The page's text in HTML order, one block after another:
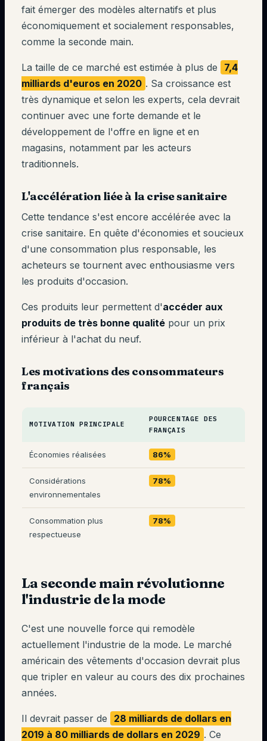
fait émerger des modèles alternatifs et plus
économiquement et socialement responsables,
comme la seconde main.
La taille de ce marché est estimée à plus de
7,4
milliards d'euros en 2020 . Sa croissance est
très dynamique et selon les experts, cela devrait
continuer avec une forte demande et le
développement de l'offre en ligne et en
magasins, notamment par les acteurs
traditionnels.
L'accélération liée à la crise sanitaire
Cette tendance s'est encore accélérée avec la
crise sanitaire. En quête d'économies et soucieux
d'une consommation plus responsable, les
acheteurs se tournent avec enthousiasme vers
les produits d'occasion.
Ces produits leur permettent d'accéder aux
produits de très bonne qualité pour un prix
inférieur à l'achat du neuf.
Les motivations des consommateurs
français
MOTIVATION PRINCIPALE
POURCENTAGE DES
FRANÇAIS
Économies réalisées 86%
Considérations
environnementales
78%
Consommation plus
respectueuse
78%
La seconde main révolutionne
l'industrie de la mode
C'est une nouvelle force qui remodèle
actuellement l'industrie de la mode. Le marché
américain des vêtements d'occasion devrait plus
que tripler en valeur au cours des dix prochaines
années.
Il devrait passer de
28 milliards de dollars en
2019 à 80 milliards de dollars en 2029 . Ce